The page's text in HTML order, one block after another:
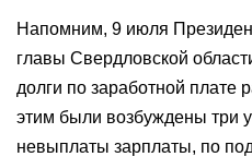
Напомним, 9 июля
главы Свердловской
долги по заработной плате
этим были возбуждены три
невыплаты зарплаты, по